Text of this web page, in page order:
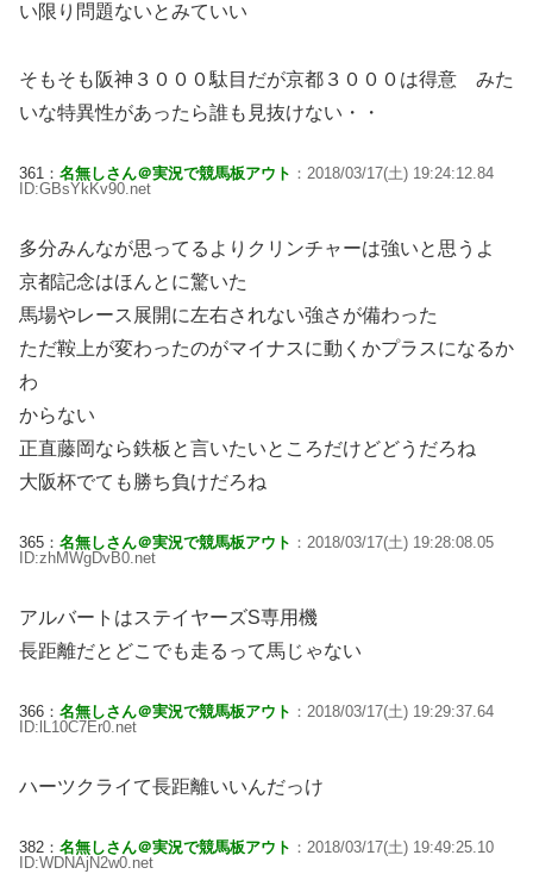
い限り問題ないとみていい
そもそも阪神３０００駄目だが京都３０００は得意 みた
いな特異性があったら誰も見抜けない・・
361： 名無しさん＠実況で競馬板アウト ：2018/03/17(土) 19:24:12.84
ID:GBsYkKv90.net
多分みんなが思ってるよりクリンチャーは強いと思うよ
京都記念はほんとに驚いた
馬場やレース展開に左右されない強さが備わった
ただ鞍上が変わったのがマイナスに動くかプラスになるか
わ
からない
正直藤岡なら鉄板と言いたいところだけどどうだろね
大阪杯でても勝ち負けだろね
365： 名無しさん＠実況で競馬板アウト ：2018/03/17(土) 19:28:08.05
ID:zhMWgDvB0.net
アルバートはステイヤーズS専用機
長距離だとどこでも走るって馬じゃない
366： 名無しさん＠実況で競馬板アウト ：2018/03/17(土) 19:29:37.64
ID:lL10C7Er0.net
ハーツクライて長距離いいんだっけ
382： 名無しさん＠実況で競馬板アウト ：2018/03/17(土) 19:49:25.10
ID:WDNAjN2w0.net